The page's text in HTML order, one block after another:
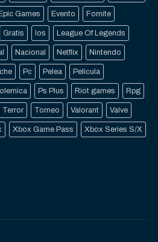
Epic Games Evento Fornite
Gratis Ios League Of Legends
Nacional Netflix Nintendo
Pc Pelea Pelicula
Ps Plus Riot games Rpg
Terror Torneo Valorant Valve
Xbox Game Pass Xbox Series S/X